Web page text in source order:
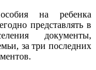
на ребенка
представлять в
документы,
за три последних